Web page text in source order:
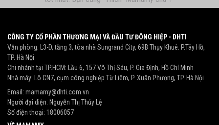
CÔNG TY CỔ PHẦN THƯƠNG MẠI VÀ ĐẦU TƯ ĐÔNG HIỆP - DHTI
Văn phòng: L3-D, tầng 3, tòa nhà Sungrand City, 69B Thụy Khuê. P.Tây Hồ,
TP. Hà Nội
Chi nhánh tại TP.HCM: Lầu 6, 157 Võ Thị Sáu, P. Gia Định, Hồ Chí Minh
Nhà máy: Lô CN7, cụm công nghiệp Từ Liêm, P. Xuân Phương, TP. Hà Nội
Email: mamamy@dhti.com.vn
Người đại diện: Nguyễn Thị Thủy Lệ
Số điện thoại: 18006057